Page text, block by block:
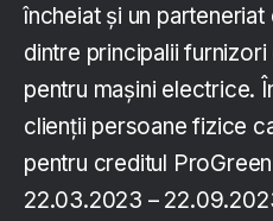
încheiat şi un
dintre principalii
pentru mașini electrice.
clienții persoane fizice
pentru creditul
22.03.2023 –